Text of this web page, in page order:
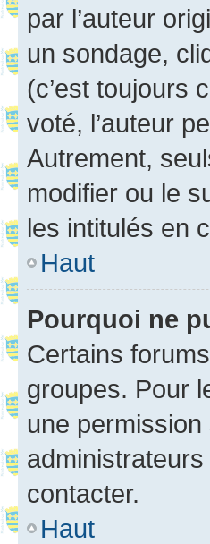
par l’auteur
un sondage,
(c’est toujours
voté, l’auteur
Autrement,
modifier ou le
les intitulés en
Haut
Pourquoi ne
Certains
groupes. Pour
une
contacter.
Haut